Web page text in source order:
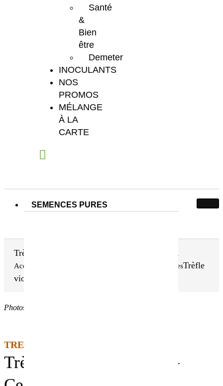
Santé
&
Bien
être
Demeter
INOCULANTS
NOS
PROMOS
MÉLANGE
À LA
CARTE
SEMENCES PURES
Trèfle violet TITUS (t) – Certifié DEMETER
Accueil Légumineuses fourragèresTrèfle
violet TITUS (t) – Certifié DEMETER
Photos non contractuelles
TREFLE VIOLET DEMETER
Trèfle violet TITUS (t) –